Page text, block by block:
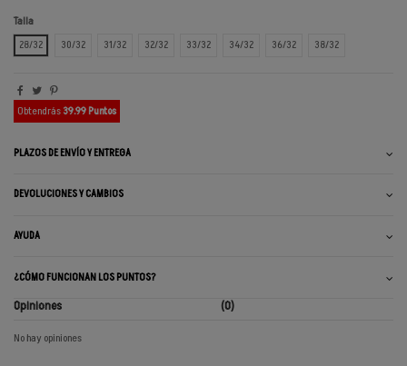
Talla
28/32
30/32 31/32 32/32 33/32 34/32 36/32 38/32
Obtendrás39.99 Puntos
PLAZOS DE ENVÍO Y ENTREGA
DEVOLUCIONES Y CAMBIOS
AYUDA
¿CÓMO FUNCIONAN LOS PUNTOS?
Opiniones (0)
No hay opiniones